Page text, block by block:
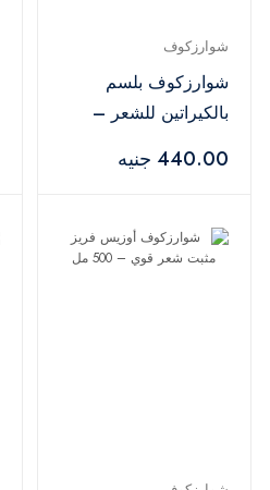
شوارزكوف
شوارزكوف بلسم
بالكيراتين للشعر –
440.00 جنيه